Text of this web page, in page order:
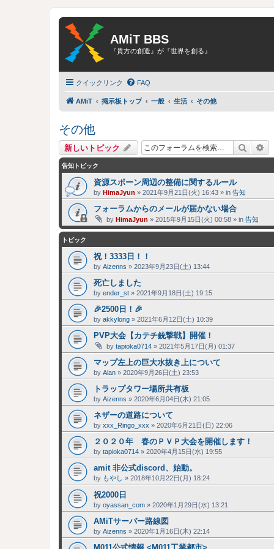
AMiT BBS
『貴方の創造』が『世界を創る』
クイックリンク FAQ
AMiT 掲示板トップ 一般 生活 その他
その他
新しいトピック 検索
告知トピック
資源スポーン周辺の整備に関するルール
by HimaJyun » 2021年9月21日(火) 16:43 » in 告知
フォーラムからのメールが届かない場合
by HimaJyun » 2015年9月15日(火) 00:58 » in 告知
トピック
祝！3333日！！
by Aizenns » 2023年9月23日(土) 13:44
死亡しました
by ender_st » 2021年9月18日(土) 19:15
🎉2500日！🎉
by akkylong » 2021年6月12日(土) 10:39
PVP大会【カテチ銃撃戦】開催！
by tapioka0714 » 2021年5月17日(月) 01:37
マップ左上の巨大水抜き上について
by Alan » 2020年9月26日(土) 23:53
トラップタワー場所共有板
by Aizenns » 2020年6月04日(木) 21:05
ネザーの道路について
by xxx_Ringo_xxx » 2020年6月21日(日) 22:06
２０２０年 春のＰＶＰ大会を開催します！
by tapioka0714 » 2020年4月15日(水) 19:55
amit 非公式discord、始動。
by もやし » 2018年10月22日(月) 18:24
祝2000日
by oyassan_com » 2020年1月29日(水) 13:21
AMiTサーバー路線図
by Aizenns » 2020年1月16日(木) 22:14
M011公式情報 <M011工業都市>